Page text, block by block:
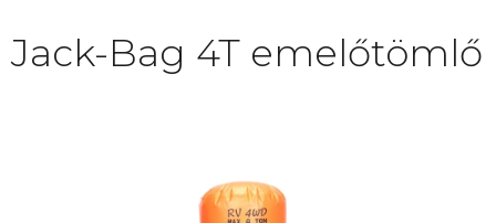
Jack-Bag 4T emelőtömlő